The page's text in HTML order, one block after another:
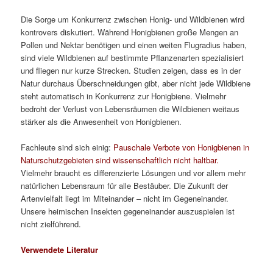
Die Sorge um Konkurrenz zwischen Honig- und Wildbienen wird
kontrovers diskutiert. Während Honigbienen große Mengen an
Pollen und Nektar benötigen und einen weiten Flugradius haben,
sind viele Wildbienen auf bestimmte Pflanzenarten spezialisiert
und fliegen nur kurze Strecken. Studien zeigen, dass es in der
Natur durchaus Überschneidungen gibt, aber nicht jede Wildbiene
steht automatisch in Konkurrenz zur Honigbiene. Vielmehr
bedroht der Verlust von Lebensräumen die Wildbienen weitaus
stärker als die Anwesenheit von Honigbienen.
Fachleute sind sich einig: Pauschale Verbote von Honigbienen in
Naturschutzgebieten sind wissenschaftlich nicht haltbar.
Vielmehr braucht es differenzierte Lösungen und vor allem mehr
natürlichen Lebensraum für alle Bestäuber. Die Zukunft der
Artenvielfalt liegt im Miteinander – nicht im Gegeneinander.
Unsere heimischen Insekten gegeneinander auszuspielen ist
nicht zielführend.
Verwendete Literatur